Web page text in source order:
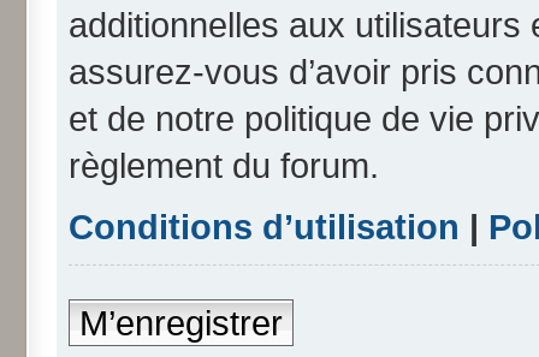
additionnelles aux
assurez-vous d’avoir pris
et de notre politique de vie
règlement du forum.
Conditions d’utilisation |
M’enregistrer